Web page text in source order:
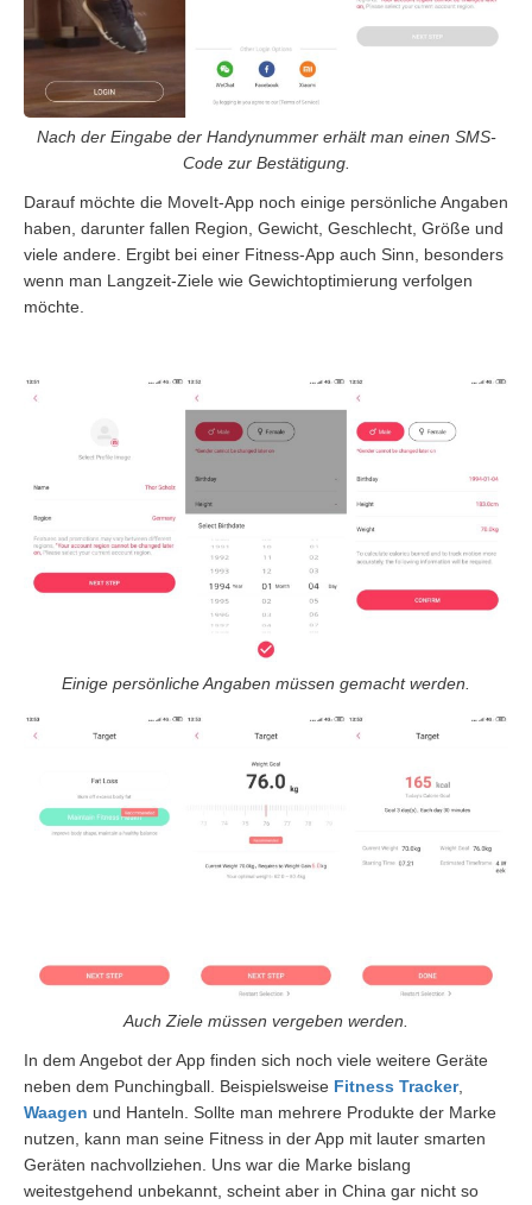
Nach der Eingabe der Handynummer erhält man einen SMS-
Code zur Bestätigung.
Darauf möchte die MoveIt-App noch einige persönliche Angaben
haben, darunter fallen Region, Gewicht, Geschlecht, Größe und
viele andere. Ergibt bei einer Fitness-App auch Sinn, besonders
wenn man Langzeit-Ziele wie Gewichtoptimierung verfolgen
möchte.
Einige persönliche Angaben müssen gemacht werden.
Auch Ziele müssen vergeben werden.
In dem Angebot der App finden sich noch viele weitere Geräte
neben dem Punchingball. Beispielsweise Fitness Tracker,
Waagen und Hanteln. Sollte man mehrere Produkte der Marke
nutzen, kann man seine Fitness in der App mit lauter smarten
Geräten nachvollziehen. Uns war die Marke bislang
weitestgehend unbekannt, scheint aber in China gar nicht so